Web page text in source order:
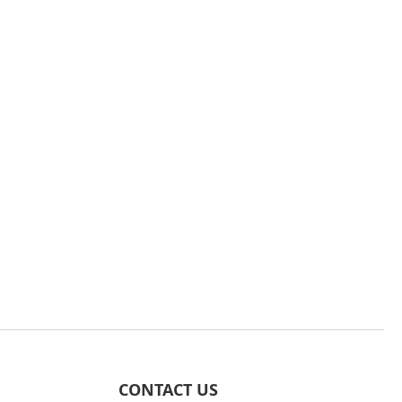
CONTACT US